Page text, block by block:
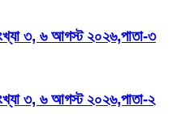
৩, ৬ আগস্ট ২০২৬,পাতা-৩
৩, ৬ আগস্ট ২০২৬,পাতা-২